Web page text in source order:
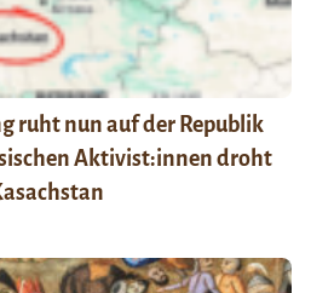
ruht nun auf der Republik
Aktivist:innen droht